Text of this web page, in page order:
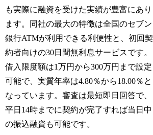
も実際に融資を受けた実績が豊富にあり
ます。同社の最大の特徴は全国のセブン
銀行ATMが利用できる利便性と、初回契
約者向けの30日間無利息サービスです。
借入限度額は1万円から300万円まで設定
可能で、実質年率は4.80％から18.00％と
なっています。審査は最短即日回答で、
平日14時までに契約が完了すれば当日中
の振込融資も可能です。